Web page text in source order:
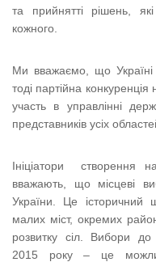
та прийнятті рішень,
кожного.
Ми вважаємо, що Україні
тоді партійна
участь в управлінні
представників усіх
Ініціатори створення
вважають, що місцеві
України. Це історичний
малих міст, окремих
розвитку сіл. Вибори до
2015 року – це